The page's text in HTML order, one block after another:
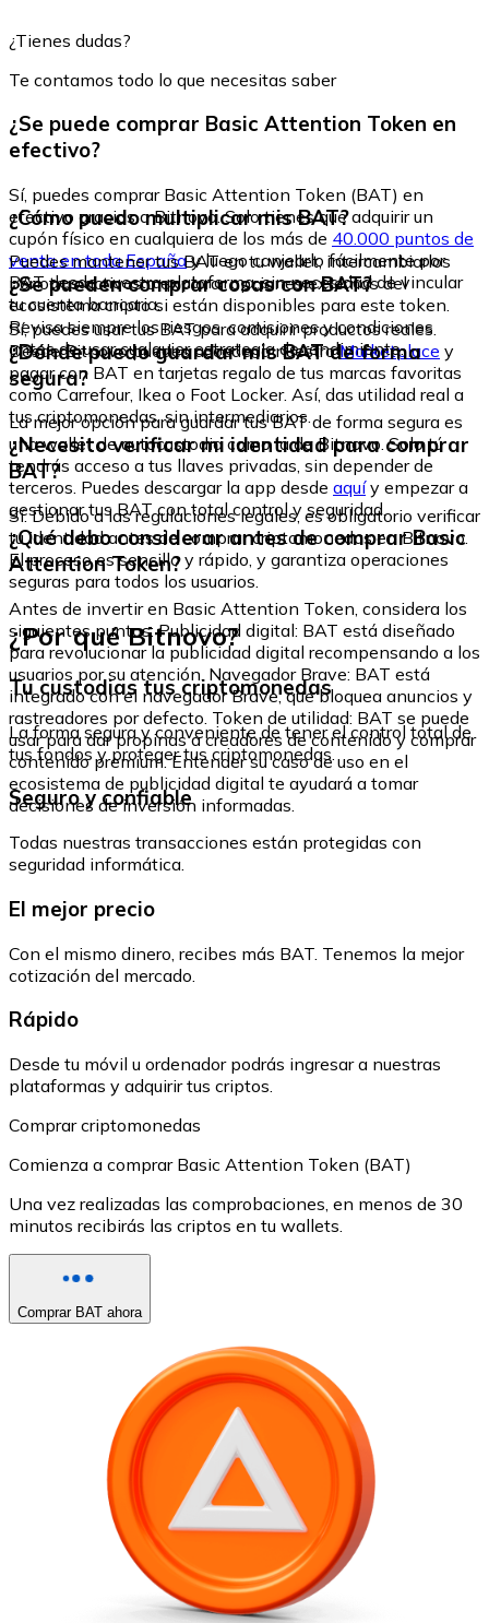
¿Tienes dudas?
Te contamos todo lo que necesitas saber
¿Se puede comprar Basic Attention Token en
efectivo?
Sí, puedes comprar Basic Attention Token (BAT) en
efectivo gracias a Bitnovo. Solo tienes que adquirir un
cupón físico en cualquiera de los más de 40.000 puntos de
venta en toda Españay luego canjearlo fácilmente por
BAT desde nuestra plataforma, sin necesidad de vincular
tu cuenta bancaria.
¿Cómo puedo multiplicar mis BAT?
Puedes mantener tus BAT en tu wallet, intercambiarlos
por otros activos o explorar opciones externas del
ecosistema cripto si están disponibles para este token.
Revisa siempre los riesgos, comisiones y condiciones
antes de usar cualquier estrategia de rendimiento.
¿Se pueden comprar cosas con BAT?
Sí, puedes usar tus BAT para adquirir productos reales.
Desde Bitnovo puedes acceder a nuestroMarketplace y
pagar con BAT en tarjetas regalo de tus marcas favoritas
como Carrefour, Ikea o Foot Locker. Así, das utilidad real a
tus criptomonedas, sin intermediarios.
¿Dónde puedo guardar mis BAT de forma
segura?
La mejor opción para guardar tus BAT de forma segura es
una wallet de autocustodia como la de Bitnovo. Solo tú
tendrás acceso a tus llaves privadas, sin depender de
terceros. Puedes descargar la app desde aquíy empezar a
gestionar tus BAT con total control y seguridad.
¿Necesito verificar mi identidad para comprar
BAT?
Sí. Debido a las regulaciones legales, es obligatorio verificar
tu identidad antes de comprar criptomonedas en Bitnovo.
El proceso es sencillo y rápido, y garantiza operaciones
seguras para todos los usuarios.
¿Qué debo considerar antes de comprar Basic
Attention Token?
Antes de invertir en Basic Attention Token, considera los
siguientes puntos: Publicidad digital: BAT está diseñado
para revolucionar la publicidad digital recompensando a los
usuarios por su atención. Navegador Brave: BAT está
integrado con el navegador Brave, que bloquea anuncios y
rastreadores por defecto. Token de utilidad: BAT se puede
usar para dar propinas a creadores de contenido y comprar
contenido premium. Entender su caso de uso en el
ecosistema de publicidad digital te ayudará a tomar
decisiones de inversión informadas.
¿Por qué Bitnovo?
Tu custodias tus criptomonedas
La forma segura y conveniente de tener el control total de
tus fondos y proteger tus criptomonedas.
Seguro y confiable
Todas nuestras transacciones están protegidas con
seguridad informática.
El mejor precio
Con el mismo dinero, recibes más BAT. Tenemos la mejor
cotización del mercado.
Rápido
Desde tu móvil u ordenador podrás ingresar a nuestras
plataformas y adquirir tus criptos.
Comprar criptomonedas
Comienza a comprar Basic Attention Token (BAT)
Una vez realizadas las comprobaciones, en menos de 30
minutos recibirás las criptos en tu wallets.
Comprar BAT ahora